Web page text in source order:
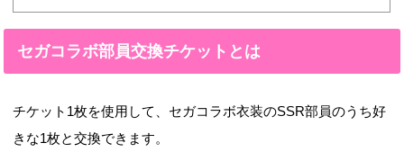
セガコラボ部員交換チケットとは
チケット1枚を使用して、セガコラボ衣装のSSR部員のうち好
きな1枚と交換できます。